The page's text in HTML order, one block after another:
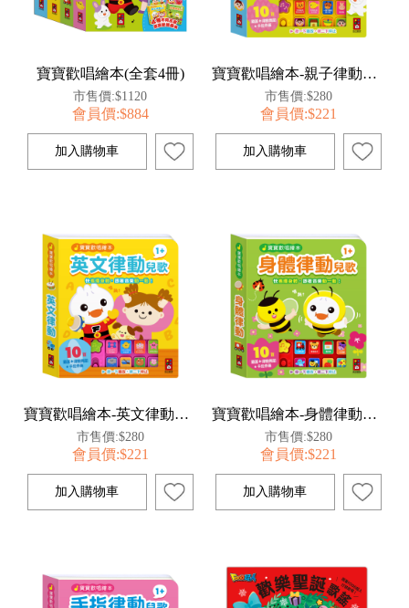
老師您好!!幼教會員火熱招募中~
寶寶歡唱繪本(全套4冊)
市售價:$1120
會員價:$884
寶寶歡唱繪本-親子律動兒歌
市售價:$280
會員價:$221
寶寶歡唱繪本-英文律動兒歌
市售價:$280
會員價:$221
寶寶歡唱繪本-身體律動兒歌
市售價:$280
會員價:$221